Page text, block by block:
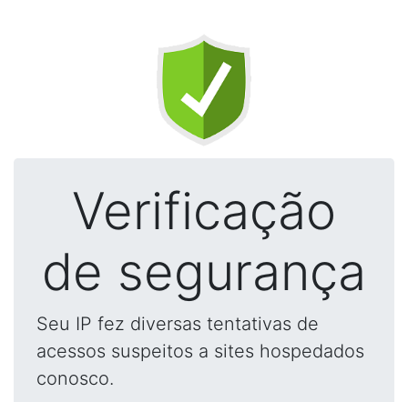
Verificação
de segurança
Seu IP fez diversas tentativas de
acessos suspeitos a sites hospedados
conosco.